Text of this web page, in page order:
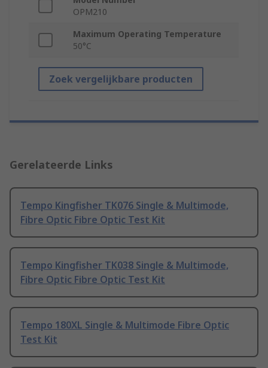
OPM210
Maximum Operating Temperature
50°C
Zoek vergelijkbare producten
Gerelateerde Links
Tempo Kingfisher TK076 Single & Multimode,
Fibre Optic Fibre Optic Test Kit
Tempo Kingfisher TK038 Single & Multimode,
Fibre Optic Fibre Optic Test Kit
Tempo 180XL Single & Multimode Fibre Optic
Test Kit